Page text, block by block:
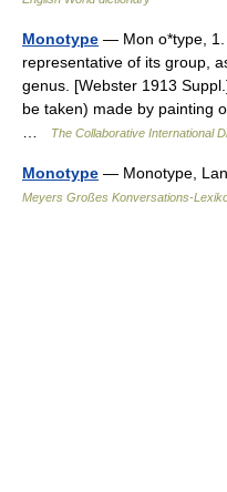
Monotype — Mon o*type, 1.
representative of its group,
genus. [Webster 1913
be taken) made by painting
The Collaborative International
Monotype — Monotype,
Meyers Großes Konversations-